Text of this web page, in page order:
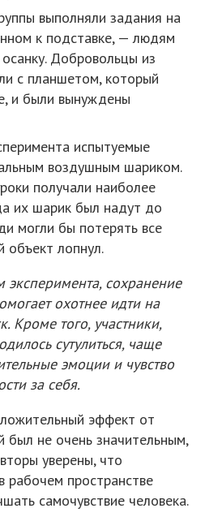
выполняли задания на
к подставке, — людям
Добровольцы из
с планшетом, который
и были вынуждены
испытуемые
воздушным шариком.
получали наиболее
их шарик был надут до
могли бы потерять все
объект лопнул.
эксперимента, сохранение
охотнее идти на
Кроме того, участники,
сутулиться, чаще
эмоции и чувство
за себя.
эффект от
был не очень значительным,
уверены, что
рабочем пространстве
самочувствие человека.